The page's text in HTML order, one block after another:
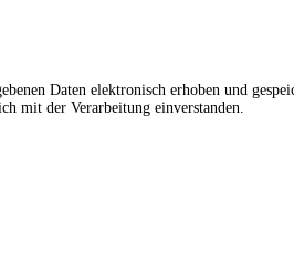
Daten elektronisch erhoben und
mit der Verarbeitung einverstanden.